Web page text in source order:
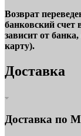
Возврат
банковский счет
зависит от
карту).
Доставка
Доставка по